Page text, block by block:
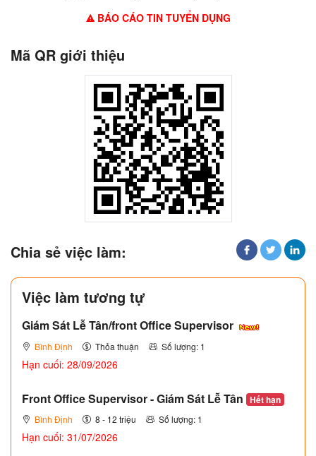
BÁO CÁO TIN TUYỂN DỤNG
Mã QR giới thiệu
Chia sẻ việc làm:
Việc làm tương tự
Giám Sát Lễ Tân/front Office Supervisor
Bình Định Thỏa thuận Số lượng: 1
Hạn cuối: 28/09/2026
Front Office Supervisor - Giám Sát Lễ Tân Hết hạn
Bình Định 8 - 12 triệu Số lượng: 1
Hạn cuối: 31/07/2026